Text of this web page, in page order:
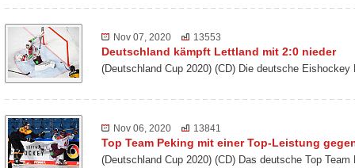
Nov 07, 2020 13553
Deutschland kämpft Lettland mit 2:0 nieder
(Deutschland Cup 2020) (CD) Die deutsche
Nov 06, 2020 13841
Top Team Peking mit einer Top-Leistung
(Deutschland Cup 2020) (CD) Das deutsche Top